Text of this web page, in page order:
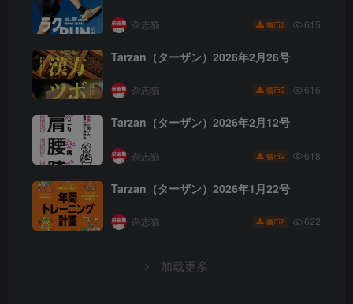
杂志猫 猫币2 615
Tarzan（ターザン）2026年2月26号
杂志猫 猫币2 616
Tarzan（ターザン）2026年2月12号
杂志猫 猫币2 618
Tarzan（ターザン）2026年1月22号
杂志猫 猫币2 622
加载更多